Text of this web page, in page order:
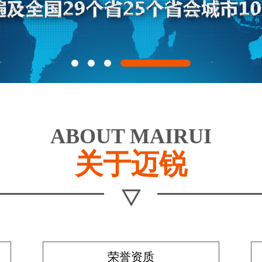
ABOUT MAIRUI
关于迈锐
荣誉资质